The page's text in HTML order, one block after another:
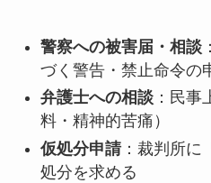
警察への被害届・相談
づく警告・禁止命令の
弁護士への相談：民事
料・精神的苦痛）
仮処分申請：裁判所に
処分を求める